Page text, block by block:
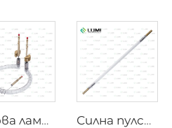
Газова лампа симулатор на слънчева светлина D1200 – 10×110 mm Силна пулсова бактерицидна лампа L3670 – 7×160×200 mm